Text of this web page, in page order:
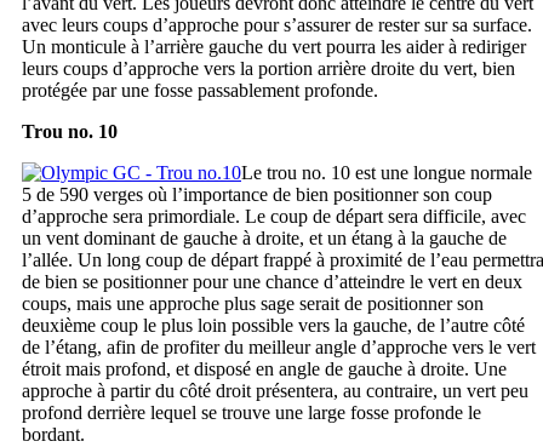
avec leurs coups d’approche pour s’assurer de rester sur sa surface.
Un monticule à l’arrière gauche du vert pourra les aider à rediriger
leurs coups d’approche vers la portion arrière droite du vert, bien
protégée par une fosse passablement profonde.
Trou no. 10
Le trou no. 10 est une longue normale
5 de 590 verges où l’importance de bien positionner son coup
d’approche sera primordiale. Le coup de départ sera difficile, avec
un vent dominant de gauche à droite, et un étang à la gauche de
l’allée. Un long coup de départ frappé à proximité de l’eau permettra
de bien se positionner pour une chance d’atteindre le vert en deux
coups, mais une approche plus sage serait de positionner son
deuxième coup le plus loin possible vers la gauche, de l’autre côté
de l’étang, afin de profiter du meilleur angle d’approche vers le vert
étroit mais profond, et disposé en angle de gauche à droite. Une
approche à partir du côté droit présentera, au contraire, un vert peu
profond derrière lequel se trouve une large fosse profonde le
bordant.